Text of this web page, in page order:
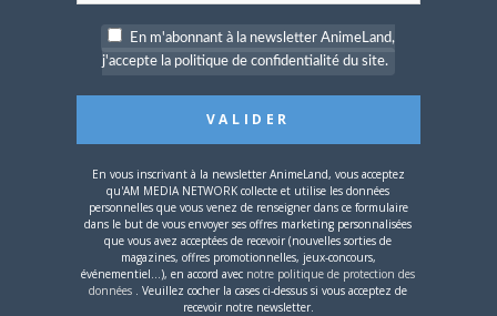
Vous devezvous connecterpour laisser un
commentaire.
Nom d'utilisateur ou adresse e-mail
En m'abonnant à la newsletter AnimeLand,
j'accepte la politique de confidentialité du site.
En vous inscrivant à la newsletter AnimeLand, vous acceptez
qu'AM MEDIA NETWORK collecte et utilise les données
personnelles que vous venez de renseigner dans ce formulaire
dans le but de vous envoyer ses offres marketing personnalisées
que vous avez acceptées de recevoir (nouvelles sorties de
magazines, offres promotionnelles, jeux-concours,
événementiel...), en accord avec notre politique de protection des
données . Veuillez cocher la cases ci-dessus si vous acceptez de
recevoir notre newsletter.